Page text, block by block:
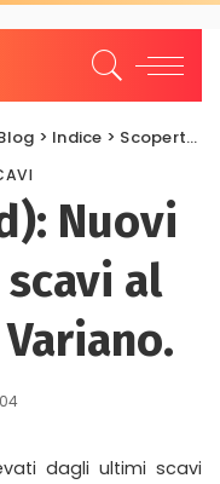
> Indice > Scoperte e scavi
Nuovi
al
dagli ultimi scavi